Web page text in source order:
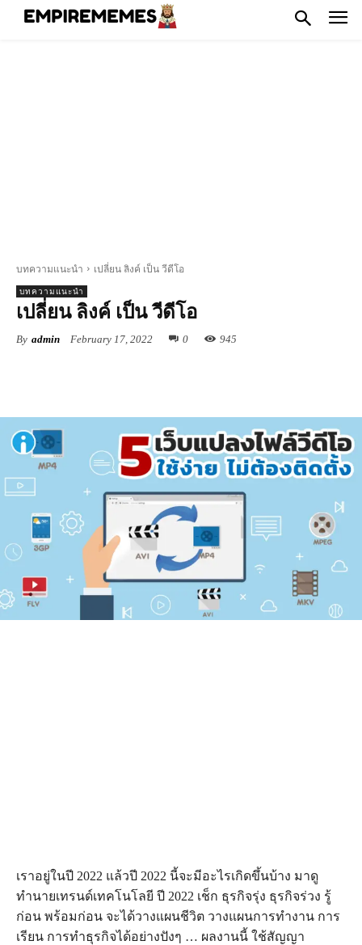
บทความแนะนำ เปลี่ยน ลิงค์ เป็น วีดีโอ
บทความแนะนำ
เปลี่ยน ลิงค์ เป็น วีดีโอ
By admin February 17, 2022 0 945
เราอยู่ในปี 2022 แล้วปี 2022 นี้จะมีอะไรเกิดขึ้นบ้าง มาดู
ทำนายเทรนด์เทคโนโลยี ปี 2022 เช็ก ธุรกิจรุ่ง ธุรกิจร่วง รู้
ก่อน พร้อมก่อน จะได้วางแผนชีวิต วางแผนการทำงาน การ
เรียน การทำธุรกิจได้อย่างปังๆ … ผลงานนี้ ใช้สัญญา